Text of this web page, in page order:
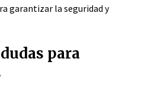
garantizar la seguridad y
para